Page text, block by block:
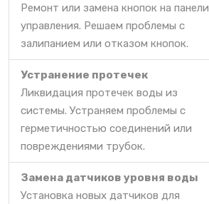
Ремонт или замена кнопок на панели
управления. Решаем проблемы с
залипанием или отказом кнопок.
Устранение протечек
Ликвидация протечек воды из
системы. Устраняем проблемы с
герметичностью соединений или
повреждениями трубок.
Замена датчиков уровня воды
Установка новых датчиков для